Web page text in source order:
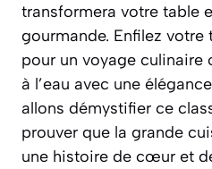
transformera votre table
gourmande. Enfilez
pour un voyage
à l’eau avec une
allons démystifier ce
prouver que la grande
une histoire de cœur et